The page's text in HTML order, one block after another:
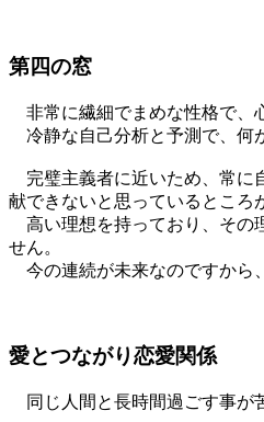
第四の窓
非常に繊細でまめな性格で、
冷静な自己分析と予測で、何
完璧主義者に近いため、常に
献できないと思っているところ
高い理想を持っており、その
せん。
今の連続が未来なのですから
愛とつながり恋愛関係
同じ人間と長時間過ごす事が